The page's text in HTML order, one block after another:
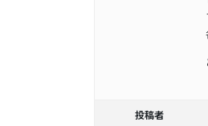
投稿者